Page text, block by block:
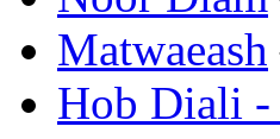
Matwaeash
Hob Diali -